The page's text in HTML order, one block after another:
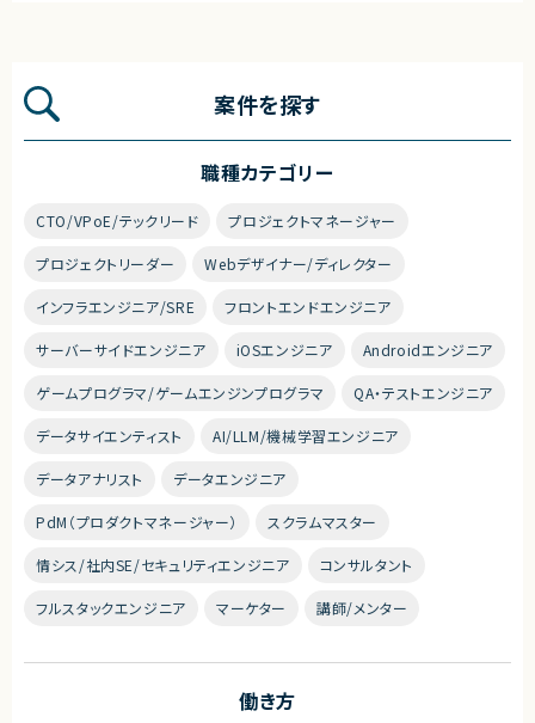
案件を探す
職種カテゴリー
CTO/VPoE/テックリード プロジェクトマネージャー
プロジェクトリーダー Webデザイナー/ディレクター
インフラエンジニア/SRE フロントエンドエンジニア
サーバーサイドエンジニア iOSエンジニア Androidエンジニア
ゲームプログラマ/ゲームエンジンプログラマ QA・テストエンジニア
データサイエンティスト AI/LLM/機械学習エンジニア
データアナリスト データエンジニア
PdM（プロダクトマネージャー） スクラムマスター
情シス/社内SE/セキュリティエンジニア コンサルタント
フルスタックエンジニア マーケター 講師/メンター
働き方